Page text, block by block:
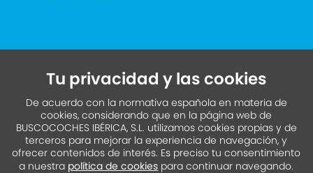
Tu privacidad y las cookies
De acuerdo con la normativa española en materia de
cookies, considerando que en la página web de
BUSCOCOCHES IBÉRICA, S.L. utilizamos cookies propias y de
terceros para mejorar la experiencia de navegación, y
ofrecer contenidos de interés. Es preciso tu consentimiento
a nuestra política de cookies para continuar navegando.